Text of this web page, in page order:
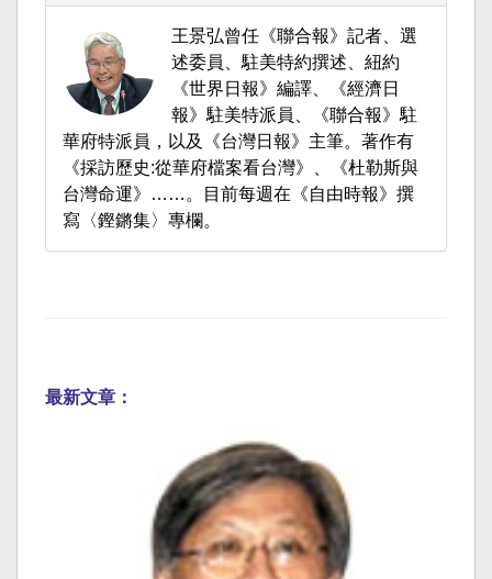
王景弘曾任《聯合報》記者、選
述委員、駐美特約撰述、紐約
《世界日報》編譯、《經濟日
報》駐美特派員、《聯合報》駐
華府特派員，以及《台灣日報》主筆。著作有
《採訪歷史:從華府檔案看台灣》、《杜勒斯與
台灣命運》……。目前每週在《自由時報》撰
寫〈鏗鏘集〉專欄。
最新文章：